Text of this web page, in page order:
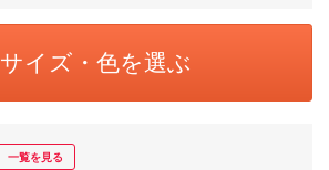
サイズ・色を選ぶ
一覧を見る